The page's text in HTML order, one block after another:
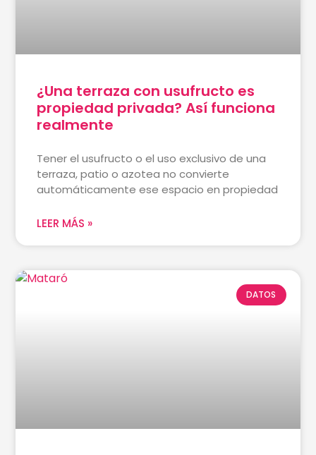
¿Una terraza con usufructo es
propiedad privada? Así funciona
realmente
Tener el usufructo o el uso exclusivo de una
terraza, patio o azotea no convierte
automáticamente ese espacio en propiedad
LEER MÁS »
DATOS